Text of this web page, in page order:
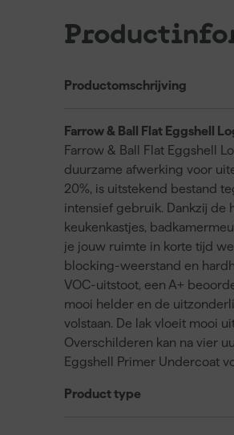
Productomschrijving
Farrow & Ball Flat Eggshell
Farrow & Ball Flat Eggshell
duurzame afwerking voor
20%, is uitstekend bestand
intensief gebruik. Dankzij
keukenkastjes,
je jouw ruimte in korte tijd
blocking-weerstand en
VOC-uitstoot, een A+
mooi helder en de
volstaan. De lak vloeit mooi
Overschilderen kan na vier
Eggshell Primer Undercoat
Product type